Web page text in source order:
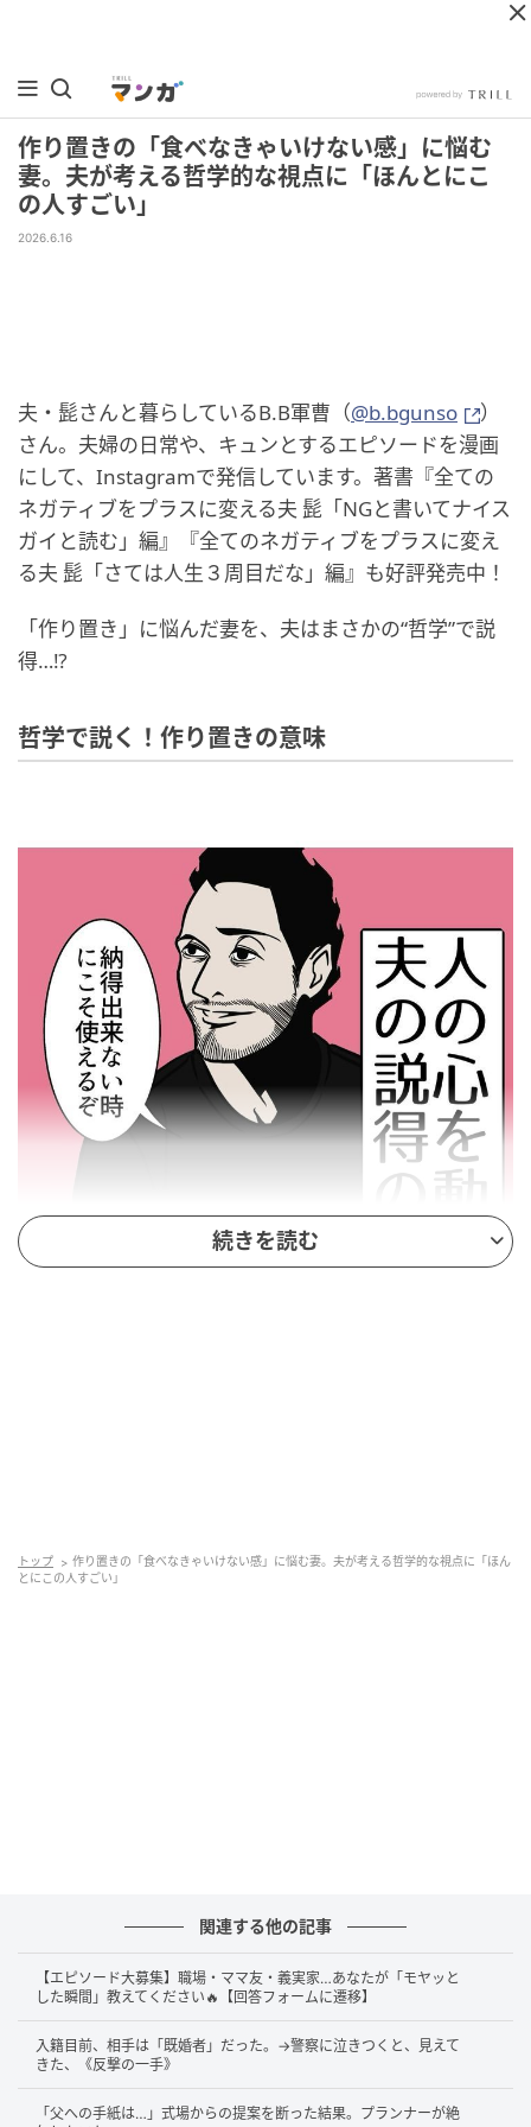
作り置きの「食べなきゃいけない感」に悩む
妻。夫が考える哲学的な視点に「ほんとにこ
の人すごい」
2026.6.16
夫・髭さんと暮らしているB.B軍曹（@b.bgunso
）
さん。夫婦の日常や、キュンとするエピソードを漫画
にして、Instagramで発信しています。著書『全ての
ネガティブをプラスに変える夫 髭「NGと書いてナイス
ガイと読む」編』『全てのネガティブをプラスに変え
る夫 髭「さては人生３周目だな」編』も好評発売中！
「作り置き」に悩んだ妻を、夫はまさかの“哲学”で説
得…⁉︎
哲学で説く！作り置きの意味
続きを読む
トップ
作り置きの「食べなきゃいけない感」に悩む妻。夫が考える哲学的な視点に「ほん
とにこの人すごい」
関連する他の記事
【エピソード大募集】職場・ママ友・義実家…あなたが「モヤッと
した瞬間」教えてください🔥【回答フォームに遷移】
入籍目前、相手は「既婚者」だった。→警察に泣きつくと、見えて
きた、《反撃の一手》
「父への手紙は…」式場からの提案を断った結果。プランナーが絶